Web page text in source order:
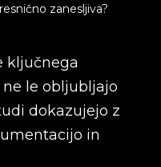
zanesljiva?
ključnega
le obljubljajo
dokazujejo z
in